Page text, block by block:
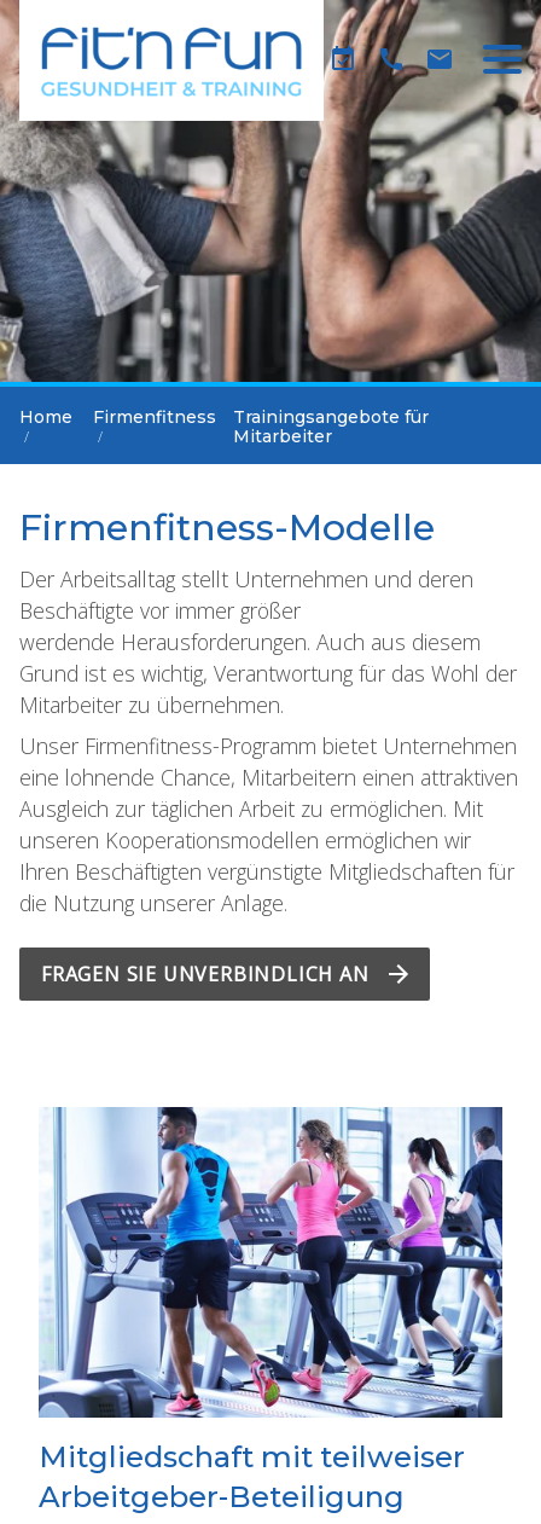
Home Firmenfitness
Trainingsangebote für
Mitarbeiter
Firmenfitness-Modelle
Der Arbeitsalltag stellt Unternehmen und deren
Beschäftigte vor immer größer
werdende Herausforderungen. Auch aus diesem
Grund ist es wichtig, Verantwortung für das Wohl der
Mitarbeiter zu übernehmen.
Unser Firmenfitness-Programm bietet Unternehmen
eine lohnende Chance, Mitarbeitern einen attraktiven
Ausgleich zur täglichen Arbeit zu ermöglichen. Mit
unseren Kooperationsmodellen ermöglichen wir
Ihren Beschäftigten vergünstigte Mitgliedschaften für
die Nutzung unserer Anlage.
FRAGEN SIE UNVERBINDLICH AN
Mitgliedschaft mit teilweiser
Arbeitgeber-Beteiligung